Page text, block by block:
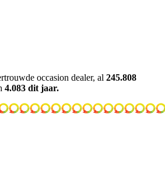
occasion dealer, al 245.808
4.083 dit jaar.